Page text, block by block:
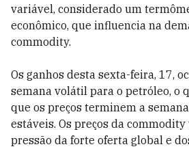
variável, considerado um
econômico, que influencia na
commodity.
Os ganhos desta sexta-feira, 17,
semana volátil para o petróleo, o
que os preços terminem a
estáveis. Os preços da
pressão da forte oferta global e